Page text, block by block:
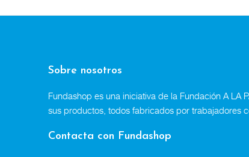
Sobre nosotros
Fundashop es una iniciativa de la Fundación A LA
sus productos, todos fabricados por trabajadores
Contacta con Fundashop